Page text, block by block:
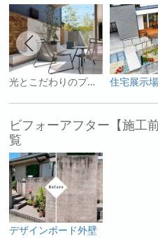
光とこだわりのプライベート空間
ビフォーアフター【施工
覧
デザインボード外壁